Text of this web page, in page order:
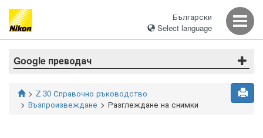
Български
Select language
Google преводач
Z 30 Справочно ръководство
Възпроизвеждане
Разглеждане на снимки